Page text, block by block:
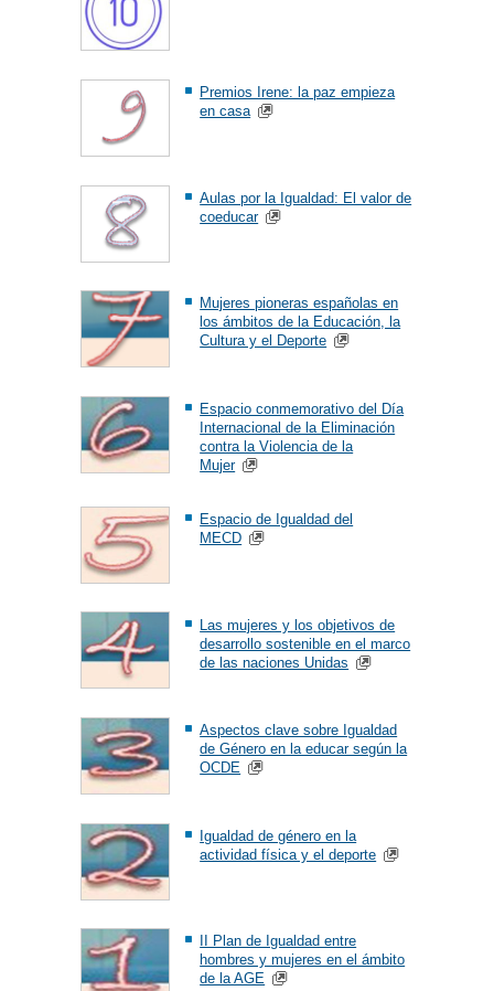
Premios Irene: la paz empieza
en casa
Aulas por la Igualdad: El valor de
coeducar
Mujeres pioneras españolas en
los ámbitos de la Educación, la
Cultura y el Deporte
Espacio conmemorativo del Día
Internacional de la Eliminación
contra la Violencia de la
Mujer
Espacio de Igualdad del
MECD
Las mujeres y los objetivos de
desarrollo sostenible en el marco
de las naciones Unidas
Aspectos clave sobre Igualdad
de Género en la educar según la
OCDE
Igualdad de género en la
actividad física y el deporte
II Plan de Igualdad entre
hombres y mujeres en el ámbito
de la AGE